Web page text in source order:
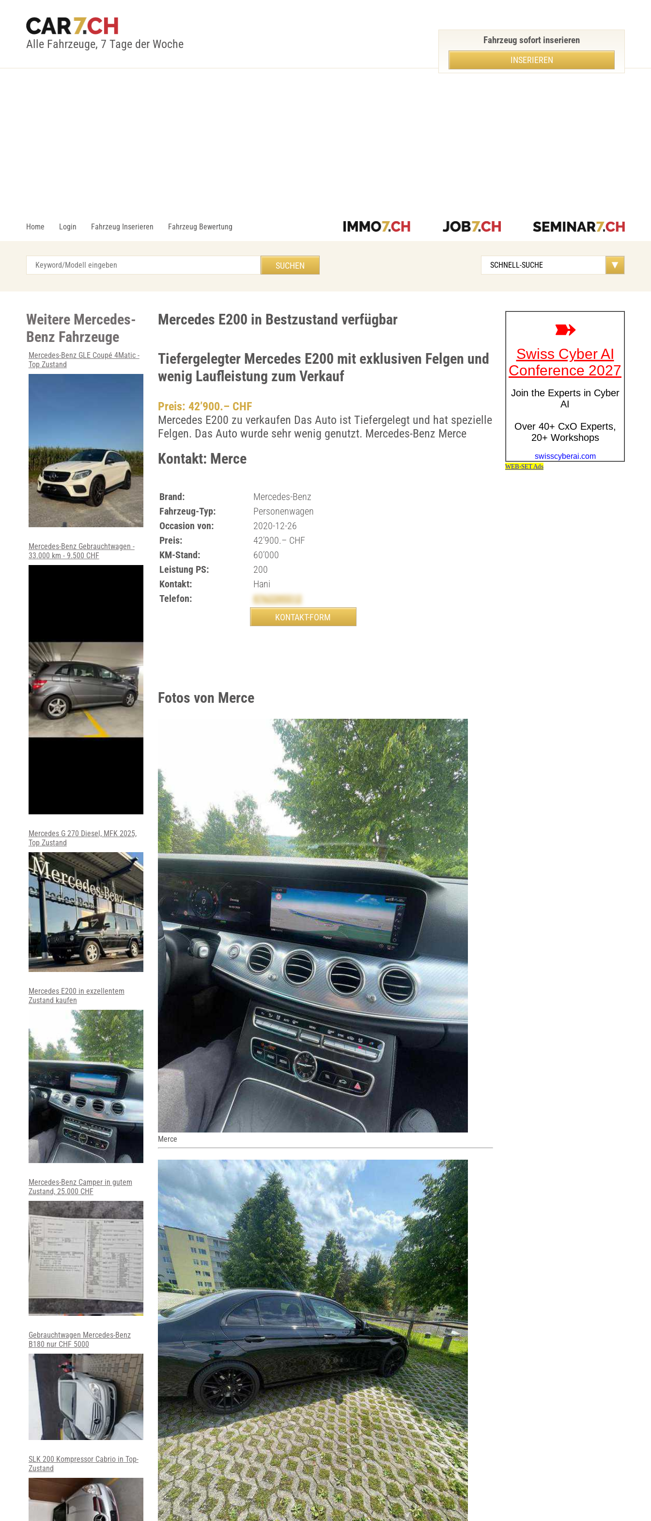
Alle Fahrzeuge, 7 Tage der Woche
Home Login Fahrzeug Inserieren Fahrzeug Bewertung
Fahrzeug sofort inserieren
INSERIEREN
Mercedes E200 in Bestzustand verfügbar
Tiefergelegter Mercedes E200 mit exklusiven Felgen und
wenig Laufleistung zum Verkauf
Preis: 42’900.– CHF
Mercedes E200 zu verkaufen Das Auto ist Tiefergelegt und hat spezielle
Felgen. Das Auto wurde sehr wenig genutzt. Mercedes-Benz Merce
Kontakt: Merce
Brand:
Mercedes-Benz
Fahrzeug-Typ:
Personenwagen
Occasion von:
2020-12-26
Preis:
42’900.– CHF
KM-Stand:
60’000
Leistung PS:
200
Kontakt:
Hani
Telefon:
0762205512
Fotos von Merce
Merce
Weitere Mercedes-
Benz Fahrzeuge
Mercedes-Benz GLE Coupé 4Matic -
Top Zustand
Mercedes-Benz Gebrauchtwagen -
33.000 km - 9.500 CHF
Mercedes G 270 Diesel, MFK 2025,
Top Zustand
Mercedes E200 in exzellentem
Zustand kaufen
Mercedes-Benz Camper in gutem
Zustand, 25.000 CHF
Gebrauchtwagen Mercedes-Benz
B180 nur CHF 5000
SLK 200 Kompressor Cabrio in Top-
Zustand